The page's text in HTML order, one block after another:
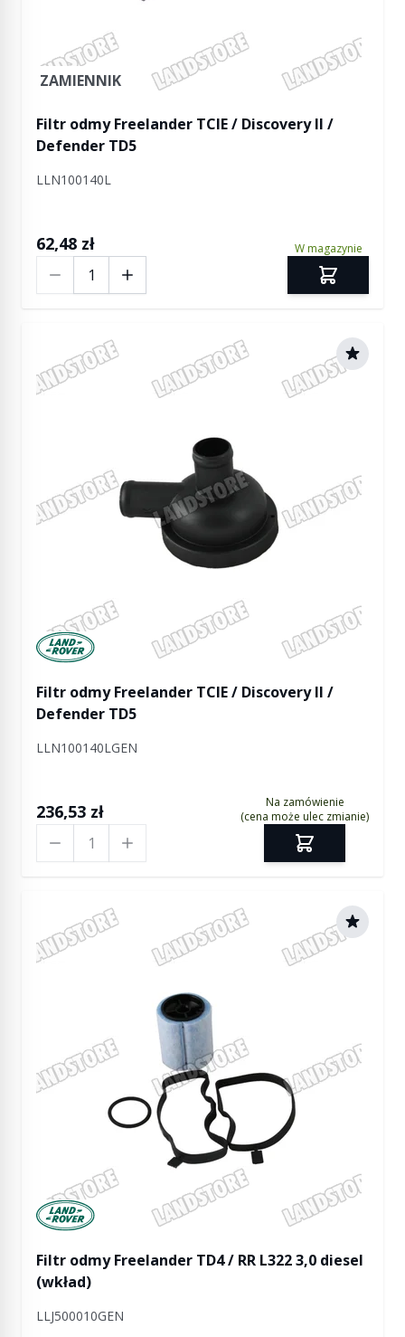
ZAMIENNIK
Filtr odmy Freelander TCIE / Discovery II /
Defender TD5
LLN100140L
62,48 zł W magazynie
Manufactured by Land rover
Filtr odmy Freelander TCIE / Discovery II /
Defender TD5
LLN100140LGEN
236,53 zł
Na zamówienie
(cena może ulec zmianie)
Manufactured by Land rover
Filtr odmy Freelander TD4 / RR L322 3,0 diesel
(wkład)
LLJ500010GEN